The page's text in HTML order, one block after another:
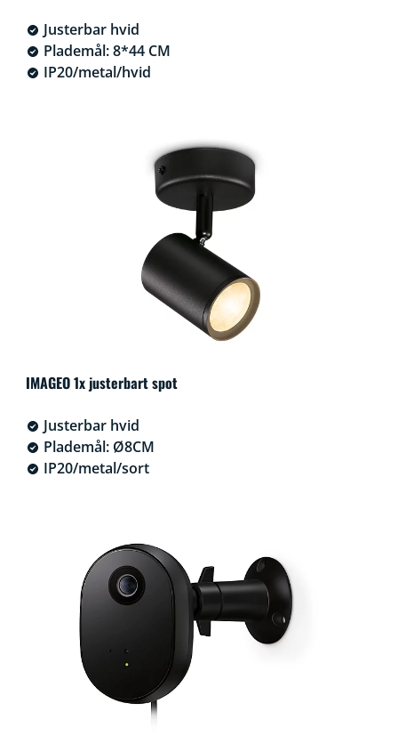
Justerbar hvid
Plademål: 8*44 CM
IP20/metal/hvid
IMAGEO 1x justerbart spot
Justerbar hvid
Plademål: Ø8CM
IP20/metal/sort